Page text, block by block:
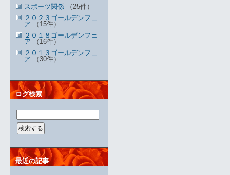
スポーツ関係 （25件）
２０２３ゴールデンフェ
ア （15件）
２０１８ゴールデンフェ
ア （16件）
２０１３ゴールデンフェ
ア （30件）
ログ検索
最近の記事